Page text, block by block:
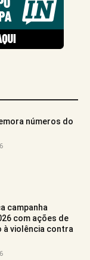
números do
campanha
com ações de
violência contra